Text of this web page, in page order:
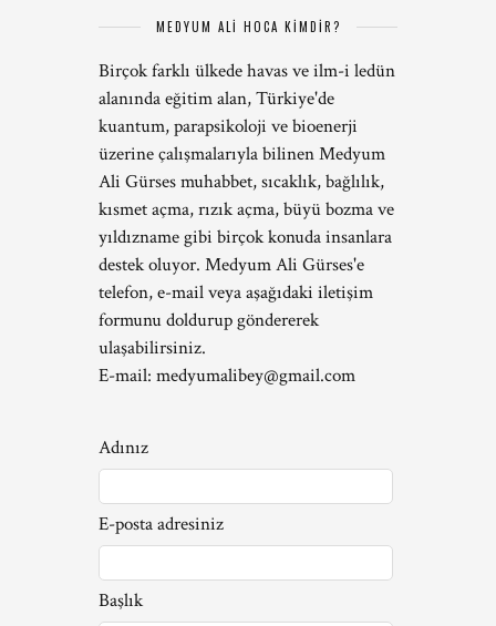
MEDYUM ALİ HOCA KİMDİR?
Birçok farklı ülkede havas ve ilm-i ledün
alanında eğitim alan, Türkiye'de
kuantum, parapsikoloji ve bioenerji
üzerine çalışmalarıyla bilinen Medyum
Ali Gürses muhabbet, sıcaklık, bağlılık,
kısmet açma, rızık açma, büyü bozma ve
yıldızname gibi birçok konuda insanlara
destek oluyor. Medyum Ali Gürses'e
telefon, e-mail veya aşağıdaki iletişim
formunu doldurup göndererek
ulaşabilirsiniz.
E-mail: medyumalibey@gmail.com
Adınız
E-posta adresiniz
Başlık